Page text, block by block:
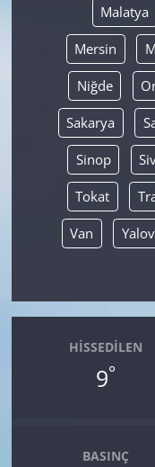
Malatya
Mersin
Niğde
Sakarya
Sinop
Tokat
Van
HISSEDILEN
9°
BASINÇ